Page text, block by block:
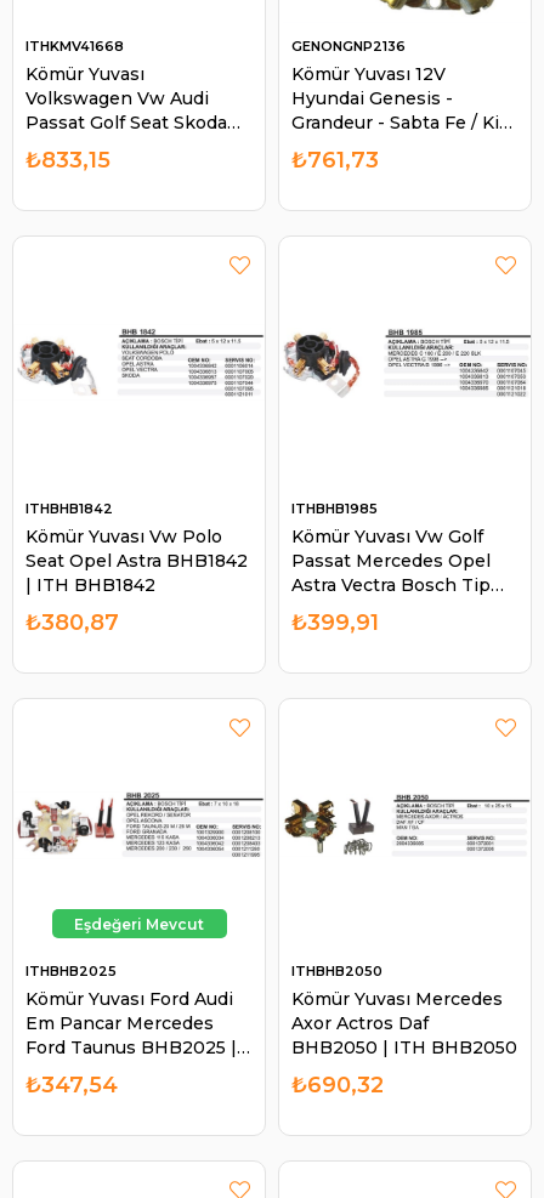
Kömür Yuvası
Volkswagen Vw Audi
Passat Golf Seat Skoda
Volvo 8 Kömürlü | ITH
KMV41668
ITHKMV41668
₺833,15
Kömür Yuvası 12V
Hyundai Genesis -
Grandeur - Sabta Fe / Kia
Sorento - Opırus SPARK-
D21364 GENON-
GENONGNP2136
₺761,73
Kömür Yuvası Vw Polo
Seat Opel Astra BHB1842
| ITH BHB1842
ITHBHB1842
₺380,87
Kömür Yuvası Vw Golf
Passat Mercedes Opel
Astra Vectra Bosch Tip
BHB1985 | ITH BHB1985
ITHBHB1985
₺399,91
Kömür Yuvası Ford Audi
Em Pancar Mercedes
Ford Taunus BHB2025 |
ITH BHB2025
ITHBHB2025
₺347,54
Kömür Yuvası Mercedes
Axor Actros Daf
BHB2050 | ITH BHB2050
ITHBHB2050
₺690,32